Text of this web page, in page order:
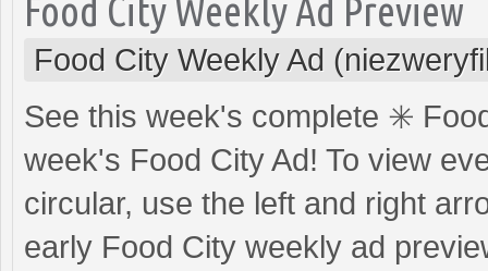
Food City Weekly Ad Preview
Food City Weekly Ad
See this week's complete ✳️
week's Food City Ad! To view
circular, use the left and right
early Food City weekly ad